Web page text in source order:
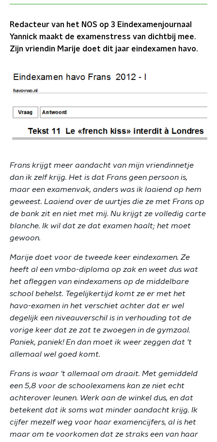
Redacteur van het NOS op 3 Eindexamenjournaal
Yannick maakt de examenstress van dichtbij mee.
Zijn vriendin Marije doet dit jaar eindexamen havo.
Frans krijgt meer aandacht van mijn vriendinnetje
dan ik zelf krijg. Het is dat Frans geen persoon is,
maar een examenvak, anders was ik laaiend op hem
geweest. Laaiend over de uurtjes die ze met Frans op
de bank zit en niet met mij. Nu krijgt ze volledig carte
blanche. Ik wil dat ze dat examen haalt; het moet
gewoon.
Marije doet voor de tweede keer eindexamen. Ze
heeft al een vmbo-diploma op zak en weet dus wat
het afleggen van eindexamens op de middelbare
school behelst. Tegelijkertijd komt ze er met het
havo-examen in het verschiet achter dat er wel
degelijk een niveauverschil is in verhouding tot de
vorige keer dat ze zat te zwoegen in de gymzaal.
Paniek, paniek! En dan moet ik weer zeggen dat ’t
allemaal wel goed komt.
Frans is waar ’t allemaal om draait. Met gemiddeld
een 5,8 voor de schoolexamens kan ze niet echt
achterover leunen. Werk aan de winkel dus, en dat
betekent dat ik soms wat minder aandacht krijg. Ik
cijfer mezelf weg voor haar examencijfers, al is het
maar om te voorkomen dat ze straks een van haar